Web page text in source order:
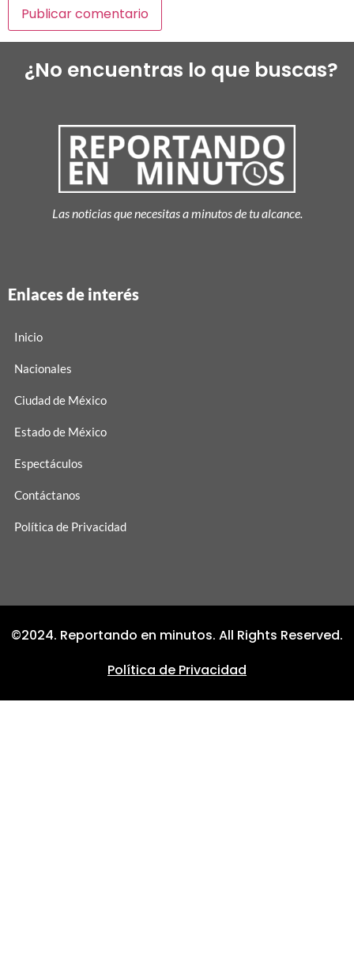
¿No encuentras lo que buscas?
Las noticias que necesitas a minutos de tu alcance.
Enlaces de interés
Inicio
Nacionales
Ciudad de México
Estado de México
Espectáculos
Contáctanos
Política de Privacidad
©2024. Reportando en minutos. All Rights Reserved.
Política de Privacidad